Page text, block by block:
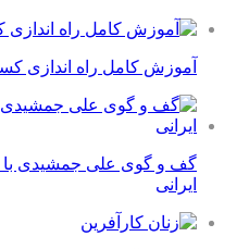
آموزش کامل راه اندازی
گف و گوی علی جمشیدی با
ایرانی